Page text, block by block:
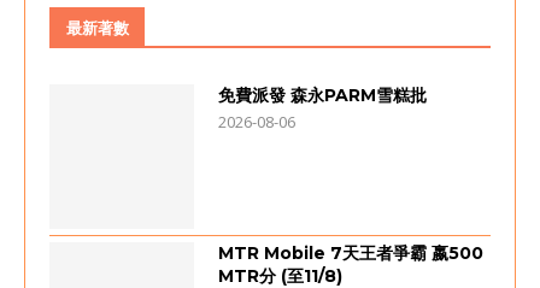
最新著數
免費派發 森永PARM雪糕批
2026-08-06
MTR Mobile 7天王者爭霸 嬴500
MTR分 (至11/8)